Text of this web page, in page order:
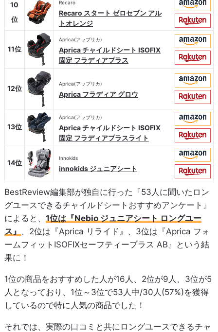
10
位
Recaro
Recaro スタート ゼロセブン アル
トオレンジ
11位
Aprica(アップリカ)
Aprica チャイルドシート ISOFIX
固定 フラディアプラス
12位
Aprica(アップリカ)
Aprica フラディア グロウ
13位
Aprica(アップリカ)
Aprica チャイルドシート ISOFIX
固定 フラディアプラスライト
14位
Innokids
innokids ジュニアシート
BestReview編集部が独自に行った『53人に聞いたロン
グユースできるチャイルドシートおすすめアンケート』
によると、 1位は『Nebio ジュニアシート ロングユー
ス』 、2位は『Aprica リライド』、3位は『Aprica フォ
ームフィットISOFIXセーフティープラス AB』という結
果に！
1位の商品をおすすめした人が16人、2位が9人、3位が5
人となっており、1位～3位で53人中/30人(57%)を獲得
しているので特に人気の商品でした！
それでは、実際の口コミと共にロングユースできるチャ